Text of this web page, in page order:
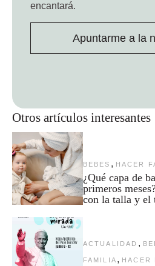
Otros artículos interesantes
BEBES , HACER
¿Qué capa de
primeros
con la talla y el
ACTUALIDAD ,
FAMILIA , HACER
encantará.
Apuntarme a la